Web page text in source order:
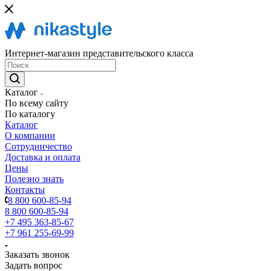
Интернет-магазин представительского класса
Каталог
По всему сайту
По каталогу
Каталог
О компании
Сотрудничество
Доставка и оплата
Цены
Полезно знать
Контакты
8 800 600-85-94
8 800 600-85-94
+7 495 363-85-67
+7 961 255-69-99
Заказать звонок
Задать вопрос